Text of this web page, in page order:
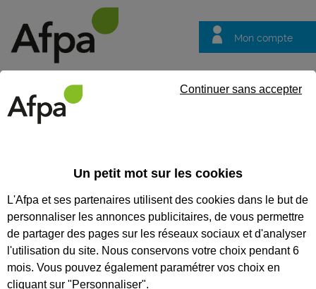
Mon compte
questions
TROUVEZ UN
ÉTABLISSEMENT
plus de critères
Un petit mot sur les cookies
L'Afpa et ses partenaires utilisent des cookies dans le but de
personnaliser les annonces publicitaires, de vous permettre
de partager des pages sur les réseaux sociaux et d'analyser
l'utilisation du site. Nous conservons votre choix pendant 6
mois. Vous pouvez également paramétrer vos choix en
cliquant sur "Personnaliser".
Continuer sans accepter